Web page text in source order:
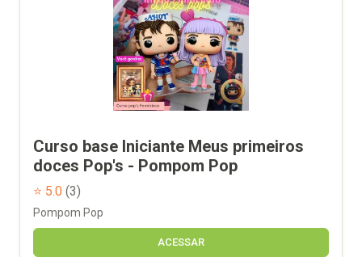
Curso base Iniciante Meus primeiros
doces Pop's - Pompom Pop
⭐ 5.0 (3)
Pompom Pop
ACESSAR